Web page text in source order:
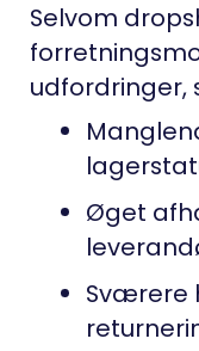
Selvom
udfordringer,
Øget
Sværere